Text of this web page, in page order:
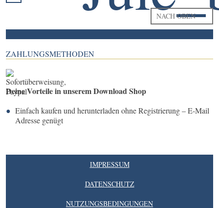
NACH OBEN
ZAHLUNGSMETHODEN
Deine Vorteile in unserem Download Shop
Einfach kaufen und herunterladen ohne Registrierung – E-Mail
Adresse genügt
IMPRESSUM
DATENSCHUTZ
NUTZUNGSBEDINGUNGEN